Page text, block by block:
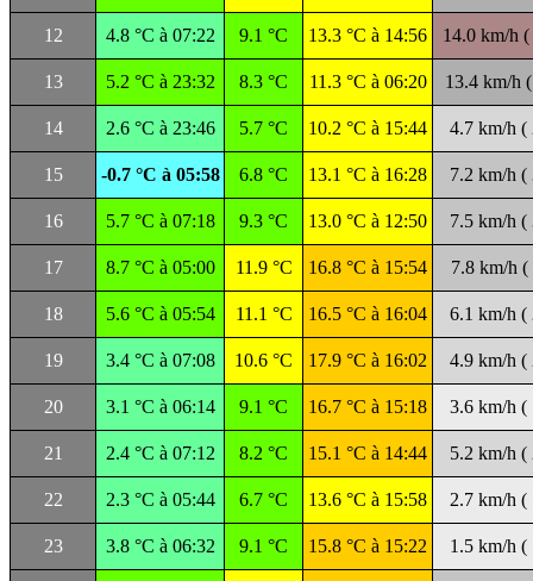
12 4.8 °C à 07:22 9.1 °C 13.3 °C à 14:56 14.0 km/h (
13 5.2 °C à 23:32 8.3 °C 11.3 °C à 06:20 13.4 km/h
14 2.6 °C à 23:46 5.7 °C 10.2 °C à 15:44 4.7 km/h (
15 -0.7 °C à 05:58 6.8 °C 13.1 °C à 16:28 7.2 km/h (
16 5.7 °C à 07:18 9.3 °C 13.0 °C à 12:50 7.5 km/h (
17 8.7 °C à 05:00 11.9 °C 16.8 °C à 15:54 7.8 km/h (
18 5.6 °C à 05:54 11.1 °C 16.5 °C à 16:04 6.1 km/h (
19 3.4 °C à 07:08 10.6 °C 17.9 °C à 16:02 4.9 km/h (
20 3.1 °C à 06:14 9.1 °C 16.7 °C à 15:18 3.6 km/h (
21 2.4 °C à 07:12 8.2 °C 15.1 °C à 14:44 5.2 km/h (
22 2.3 °C à 05:44 6.7 °C 13.6 °C à 15:58 2.7 km/h (
23 3.8 °C à 06:32 9.1 °C 15.8 °C à 15:22 1.5 km/h (